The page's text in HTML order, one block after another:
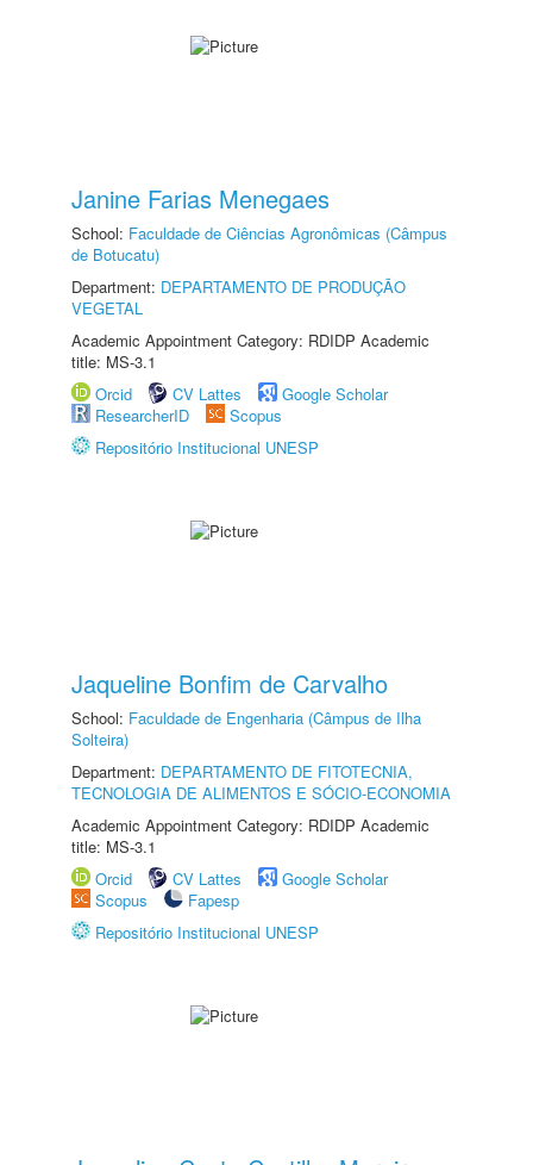
Janine Farias Menegaes
School: Faculdade de Ciências Agronômicas (Câmpus
de Botucatu)
Department: DEPARTAMENTO DE PRODUÇÃO
VEGETAL
Academic Appointment Category: RDIDP Academic
title: MS-3.1
Orcid
CV Lattes
Google Scholar
ResearcherID
Scopus
Repositório Institucional UNESP
Jaqueline Bonfim de Carvalho
School: Faculdade de Engenharia (Câmpus de Ilha
Solteira)
Department: DEPARTAMENTO DE FITOTECNIA,
TECNOLOGIA DE ALIMENTOS E SÓCIO-ECONOMIA
Academic Appointment Category: RDIDP Academic
title: MS-3.1
Orcid
CV Lattes
Google Scholar
Scopus
Fapesp
Repositório Institucional UNESP